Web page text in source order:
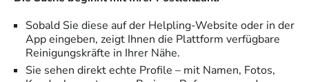
Sobald Sie diese auf der Helpling-Website oder in der
App eingeben, zeigt Ihnen die Plattform verfügbare
Reinigungskräfte in Ihrer Nähe.
Sie sehen direkt echte Profile – mit Namen, Fotos,